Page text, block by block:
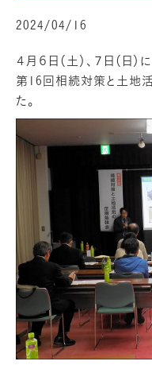
2024/04/16
４月６日（土）、７日（日
第16回相続対策と土地
た。